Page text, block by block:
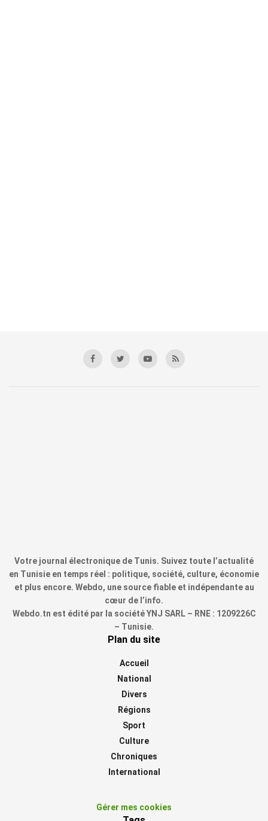
Votre journal électronique de Tunis. Suivez toute l’actualité
en Tunisie en temps réel : politique, société, culture, économie
et plus encore. Webdo, une source fiable et indépendante au
cœur de l’info.
Webdo.tn est édité par la société YNJ SARL – RNE : 1209226C
– Tunisie.
Plan du site
Accueil
National
Divers
Régions
Sport
Culture
Chroniques
International
Gérer mes cookies